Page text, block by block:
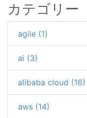
カテゴリー
agile (1)
ai (3)
alibaba cloud (16)
aws (14)